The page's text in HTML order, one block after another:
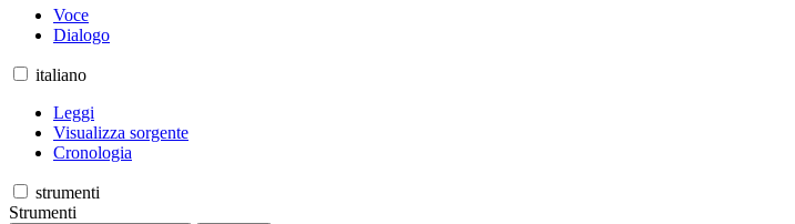
Voce
Dialogo
italiano
Leggi
Visualizza sorgente
Cronologia
strumenti
Strumenti